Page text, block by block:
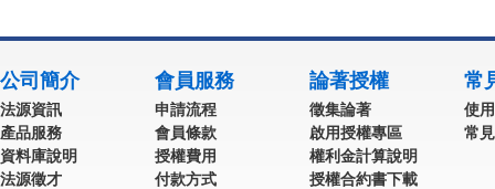
公司簡介
法源資訊
產品服務
資料庫說明
法源徵才
會員服務
申請流程
會員條款
授權費用
付款方式
論著授權
徵集論著
啟用授權專區
權利金計算說明
授權合約書下載
常
使
常